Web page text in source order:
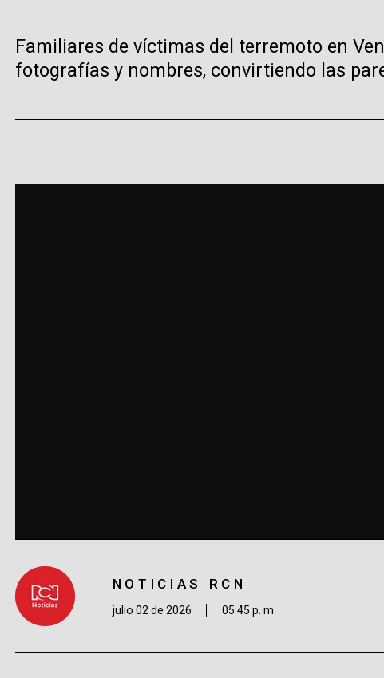
Familiares de víctimas del terremoto en
fotografías y nombres, convirtiendo las
NOTICIAS RCN
julio 02 de 2026 05:45 p. m.